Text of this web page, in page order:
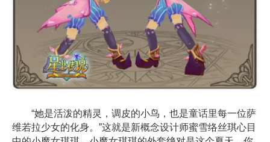
“她是活泼的精灵，调皮的小鸟，也是童话里每一位萨
维若拉少女的化身。”这就是新概念设计师蜜雪络丝琪心目